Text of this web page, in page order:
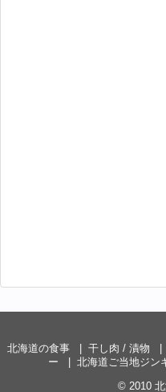
北海道の食事 干し肉 / 漬物
ー
北海道ご当地ジン
© 2010